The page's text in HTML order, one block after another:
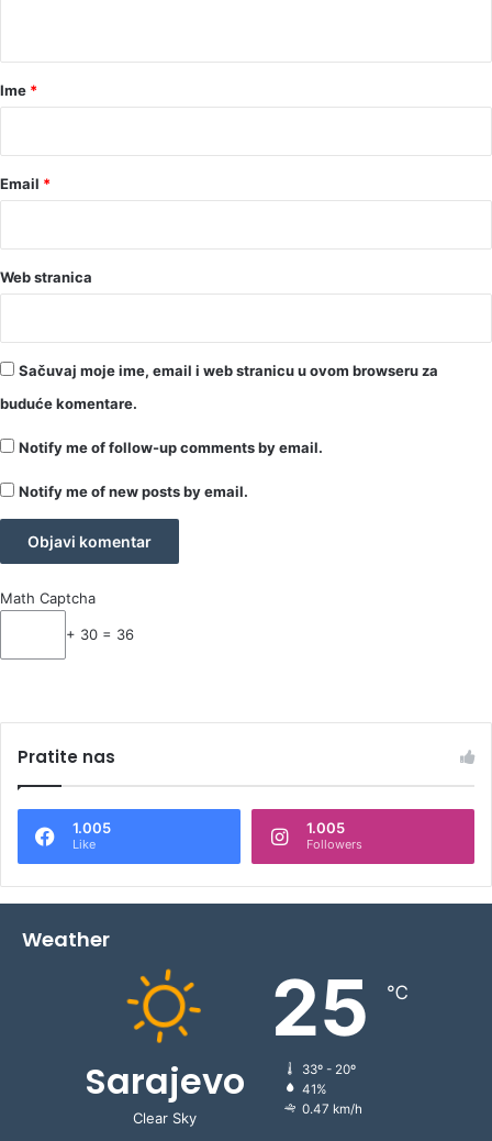
rIme *
Email *
Web stranica
Sačuvaj moje ime, email i web stranicu u ovom browseru za
buduće komentare.
Notify me of follow-up comments by email.
Notify me of new posts by email.
Math Captcha
+ 30 = 36
Pratite nas
1.005
Like
1.005
Followers
Weather
Sarajevo
Clear Sky
25 ℃
33º - 20º
41%
0.47 km/h